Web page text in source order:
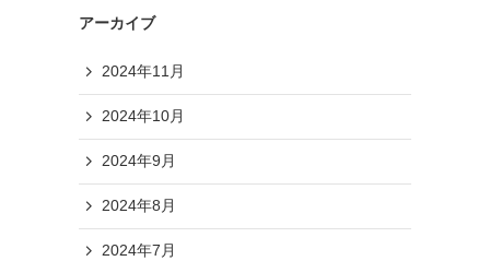
アーカイブ
2024年11月
2024年10月
2024年9月
2024年8月
2024年7月